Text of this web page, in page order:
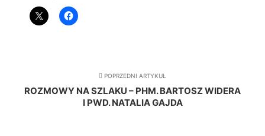
POPRZEDNI ARTYKUŁ
ROZMOWY NA SZLAKU – PHM. BARTOSZ WIDERA
I PWD. NATALIA GAJDA